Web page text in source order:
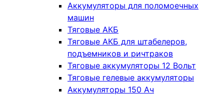
Аккумуляторы для поломоечных
машин
Тяговые АКБ
Тяговые АКБ для штабелеров,
подъемников и ричтраков
Тяговые аккумуляторы 12 Вольт
Тяговые гелевые аккумуляторы
Аккумуляторы 150 Ач